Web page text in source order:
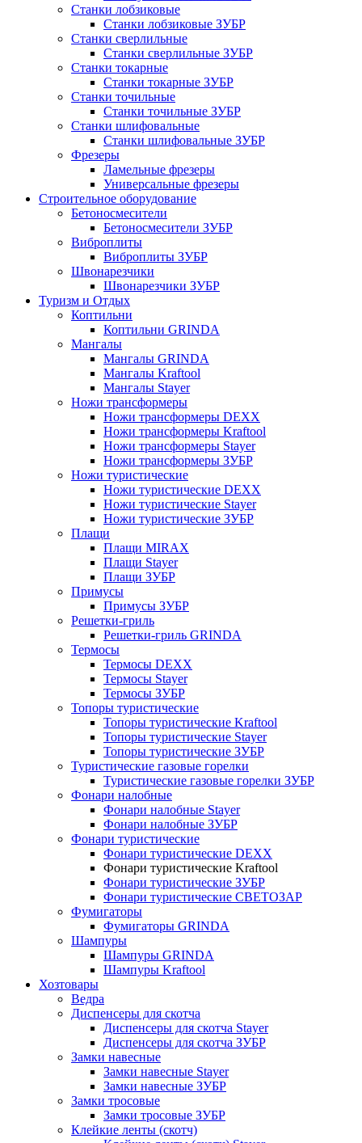
Станки лобзиковые
Станки лобзиковые ЗУБР
Станки сверлильные
Станки сверлильные ЗУБР
Станки токарные
Станки токарные ЗУБР
Станки точильные
Станки точильные ЗУБР
Станки шлифовальные
Станки шлифовальные ЗУБР
Фрезеры
Ламельные фрезеры
Универсальные фрезеры
Строительное оборудование
Бетоносмесители
Бетоносмесители ЗУБР
Виброплиты
Виброплиты ЗУБР
Швонарезчики
Швонарезчики ЗУБР
Туризм и Отдых
Коптильни
Коптильни GRINDA
Мангалы
Мангалы GRINDA
Мангалы Kraftool
Мангалы Stayer
Ножи трансформеры
Ножи трансформеры DEXX
Ножи трансформеры Kraftool
Ножи трансформеры Stayer
Ножи трансформеры ЗУБР
Ножи туристические
Ножи туристические DEXX
Ножи туристические Stayer
Ножи туристические ЗУБР
Плащи
Плащи MIRAX
Плащи Stayer
Плащи ЗУБР
Примусы
Примусы ЗУБР
Решетки-гриль
Решетки-гриль GRINDA
Термосы
Термосы DEXX
Термосы Stayer
Термосы ЗУБР
Топоры туристические
Топоры туристические Kraftool
Топоры туристические Stayer
Топоры туристические ЗУБР
Туристические газовые горелки
Туристические газовые горелки ЗУБР
Фонари налобные
Фонари налобные Stayer
Фонари налобные ЗУБР
Фонари туристические
Фонари туристические DEXX
Фонари туристические Kraftool
Фонари туристические ЗУБР
Фонари туристические СВЕТОЗАР
Фумигаторы
Фумигаторы GRINDA
Шампуры
Шампуры GRINDA
Шампуры Kraftool
Хозтовары
Ведра
Диспенсеры для скотча
Диспенсеры для скотча Stayer
Диспенсеры для скотча ЗУБР
Замки навесные
Замки навесные Stayer
Замки навесные ЗУБР
Замки тросовые
Замки тросовые ЗУБР
Клейкие ленты (скотч)